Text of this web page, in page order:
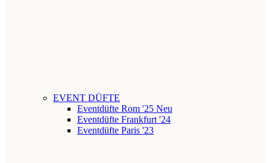
EVENT DÜFTE
Eventdüfte Rom '25 Neu
Eventdüfte Frankfurt '24
Eventdüfte Paris '23